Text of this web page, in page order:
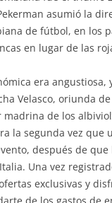
asumió la
de fútbol, en los
en lugar de las
era angustiosa,
Velasco, oriunda
madrina de los
la segunda vez que
después de
Una vez
exclusivas y